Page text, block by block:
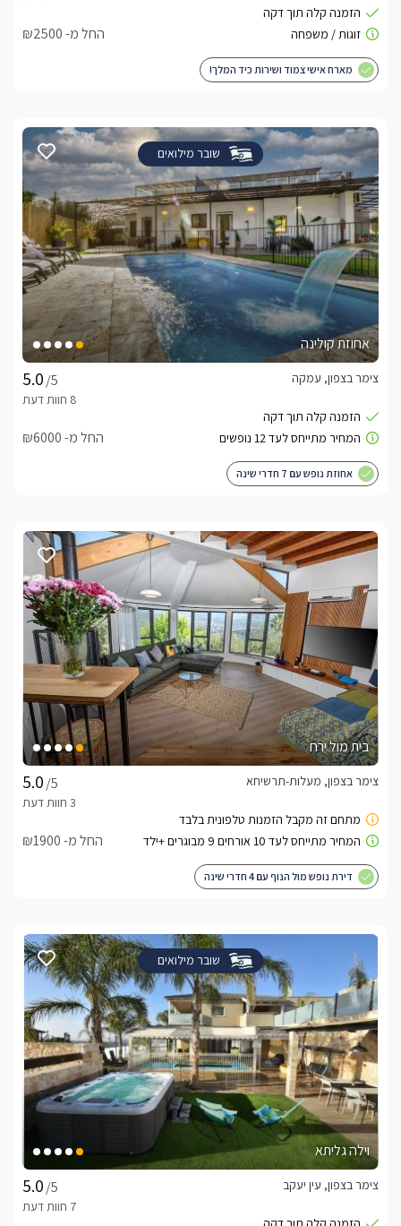
החל מ- ₪2500
מארח אישי צמוד ושירות כיד המלך!
שובר מילואים
אחוזת קולינה
/5
צימר בצפון, עמקה
החל מ- ₪6000
אחוזת נופש עם 7 חדרי שינה
בית מול ירח
/5
צימר בצפון, מעלות-תרשיחא
החל מ- ₪1900
דירת נופש מול הנוף עם 4 חדרי שינה
שובר מילואים
וילה גליתא
/5
צימר בצפון, עין יעקב